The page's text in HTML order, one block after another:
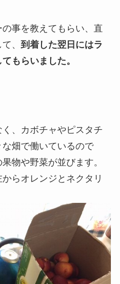
事を教えてもらい、直
、 到着した翌日にはラ
もらいました。
、カボチャやピスタチ
畑で働いているので
物や野菜が並びます。
らオレンジとネクタリ